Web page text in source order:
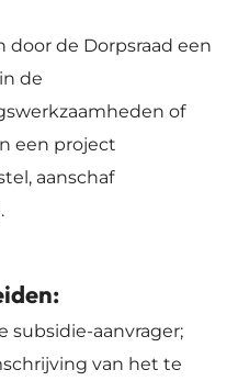
door de Dorpsraad een
de
of
een project
aanschaf
subsidie-aanvrager;
van het te